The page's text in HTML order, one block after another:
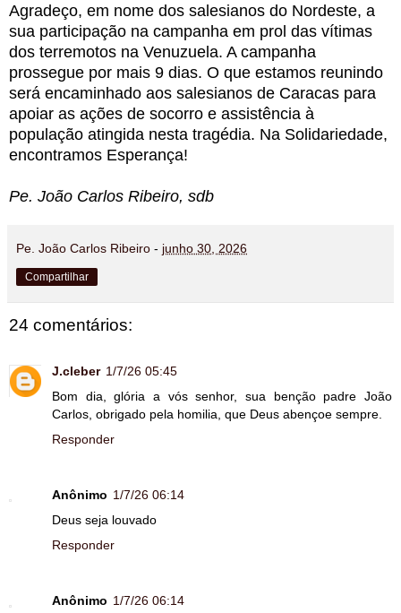
Agradeço, em nome dos salesianos do Nordeste, a
sua participação na campanha em prol das vítimas
dos terremotos na Venuzuela. A campanha
prossegue por mais 9 dias. O que estamos reunindo
será encaminhado aos salesianos de Caracas para
apoiar as ações de socorro e assistência à
população atingida nesta tragédia. Na Solidariedade,
encontramos Esperança!
Pe. João Carlos Ribeiro, sdb
Pe. João Carlos Ribeiro - junho 30, 2026
Compartilhar
24 comentários:
J.cleber 1/7/26 05:45
Bom dia, glória a vós senhor, sua benção padre João
Carlos, obrigado pela homilia, que Deus abençoe sempre.
Responder
Anônimo 1/7/26 06:14
Deus seja louvado
Responder
Anônimo 1/7/26 06:14